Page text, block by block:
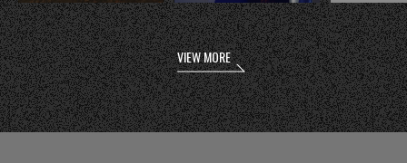
VIEW MORE